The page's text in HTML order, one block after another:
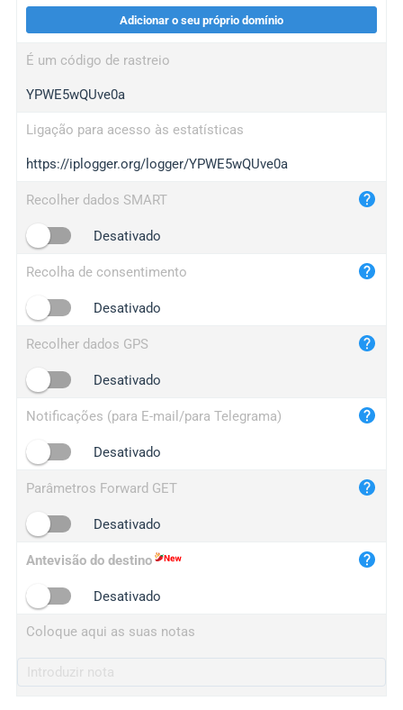
wl.gl
ed.tc
bc.ax
iplogger.com
maper.info
2no.co
yip.su
iplogger.info
Adicionar o seu próprio domínio
É um código de rastreio
YPWE5wQUve0a
Ligação para acesso às estatísticas
https://iplogger.org/logger/YPWE5wQUve0a
Recolher dados SMART
Desativado
Recolha de consentimento
Desativado
Recolher dados GPS
Desativado
Notificações (para E-mail/para Telegrama)
Desativado
Parâmetros Forward GET
Desativado
Antevisão do destino
Desativado
Coloque aqui as suas notas